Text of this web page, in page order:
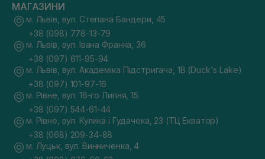
МАГАЗИНИ
м. Львів, вул. Степана Бандери, 45
+38 (098) 778-13-79
м. Львів, вул. Івана Франка, 36
+38 (097) 611-95-94
м. Львів, вул. Академіка Підстригача, 1В (Duck's Lake)
+38 (097) 101-97-16
м. Рівне, вул. 16-го Липня, 15
+38 (097) 544-61-44
м. Рівне, вул. Кулика і Гудачека, 23 (ТЦ Екватор)
+38 (068) 209-34-88
м. Луцьк, вул. Винниченка, 4